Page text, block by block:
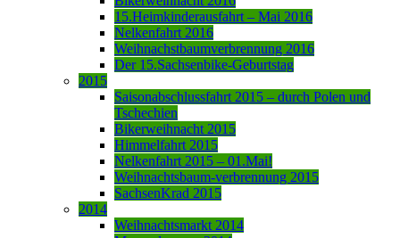
15.Heimkinderausfahrt – Mai 2016
Nelkenfahrt 2016
Weihnachstbaumverbrennung 2016
Der 15.Sachsenbike-Geburtstag
2015
Saisonabschlussfahrt 2015 – durch Polen und
Tschechien
Bikerweihnacht 2015
Himmelfahrt 2015
Nelkenfahrt 2015 – 01.Mai!
Weihnachtsbaum-verbrennung 2015
SachsenKrad 2015
2014
Weihnachtsmarkt 2014